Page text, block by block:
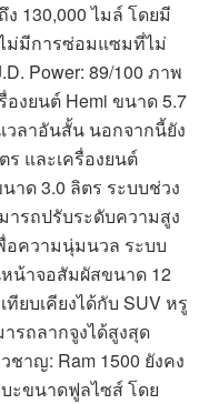
130,000 ไมล์ โดยมี
ม่มีการซ่อมแซมที่ไม่
Power: 89/100 ภาพ
งยนต์ Hemi ขนาด 5.7
วลาอันสั้น นอกจากนี้ยัง
ร และเครื่องยนต์
าด 3.0 ลิตร ระบบช่วง
ารถปรับระดับความสูง
อความนุ่มนวล ระบบ
หน้าจอสัมผัสขนาด 12
ยบเคียงได้กับ SUV หรู
รถลากจูงได้สูงสุด
ชาญ: Ram 1500 ยังคง
ะขนาดฟูลไซส์ โดย